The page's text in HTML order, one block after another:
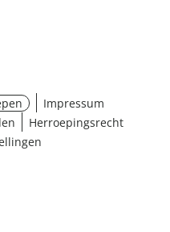
Impressum
Herroepingsrecht